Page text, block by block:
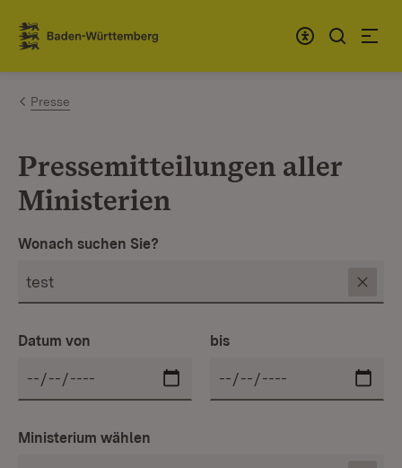
Zum Inhalt springen
Link zur Startseite
Presse
Pressemitteilungen aller
Ministerien
Wonach suchen Sie?
Datum von bis
Ministerium wählen